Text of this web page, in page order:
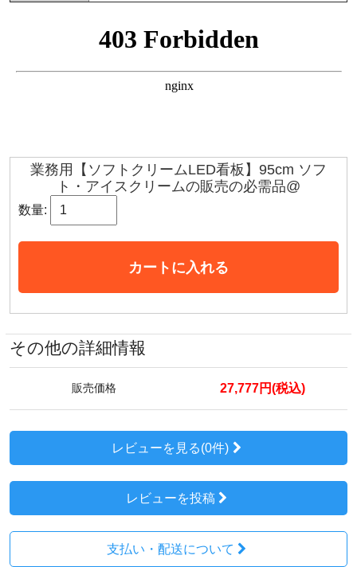
業務用【ソフトクリームLED看板】95cm ソフ
ト・アイスクリームの販売の必需品@
数量:
カートに入れる
その他の詳細情報
販売価格 27,777円(税込)
レビューを見る(0件)
レビューを投稿
支払い・配送について